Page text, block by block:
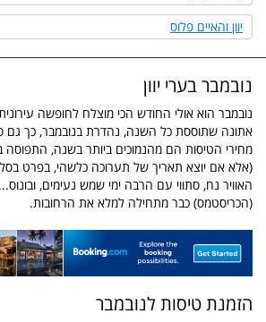
יוון והאיים פלוס
נובמבר בערי יוון
נובמבר הוא אולי החודש הכי מוצלח לחופשה עירונית
אתונה שתוססת כל השנה, נהדרת בנובמבר, כך גם
מחירי הטיסות הם מהנמוכים ביותר בשנה, התפוסה
(אלא אם יוצא תאריך של תערוכה כלשהי, בפרט
האוויר נח, סתווי עם הרבה ימי שמש נעימים,
(הכריסטמס) כבר מתחילה למלא את הרחובות.
הזמנת טיסות לנובמבר